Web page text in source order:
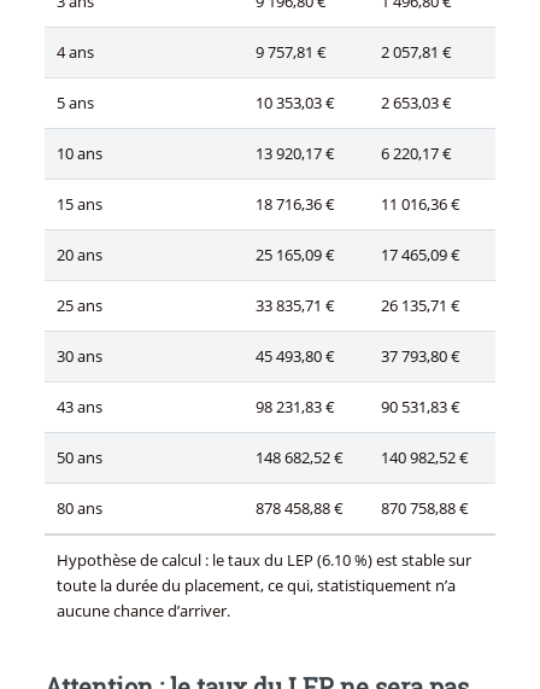
4 ans 9 757,81 € 2 057,81 €
5 ans 10 353,03 € 2 653,03 €
10 ans 13 920,17 € 6 220,17 €
15 ans 18 716,36 € 11 016,36 €
20 ans 25 165,09 € 17 465,09 €
25 ans 33 835,71 € 26 135,71 €
30 ans 45 493,80 € 37 793,80 €
43 ans 98 231,83 € 90 531,83 €
50 ans 148 682,52 € 140 982,52 €
80 ans 878 458,88 € 870 758,88 €
Hypothèse de calcul : le taux du LEP (6.10 %) est stable sur
toute la durée du placement, ce qui, statistiquement n’a
aucune chance d’arriver.